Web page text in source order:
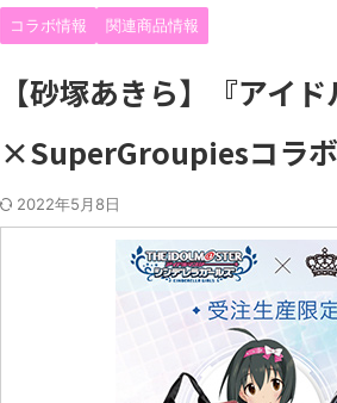
コラボ情報 関連商品情報
【砂塚あきら】『アイ
×SuperGroupiesコラ
2022年5月8日